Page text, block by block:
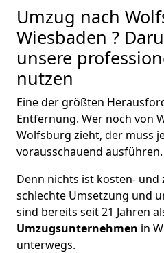
Umzug nach
Wiesbaden ?
unsere
nutzen
Eine der größten
Entfernung. Wer noch von
Wolfsburg zieht, der muss
vorausschauend ausführen.
Denn nichts ist kosten- und
schlechte Umsetzung und
sind bereits seit 21 Jahren
Umzugsunternehmen in
unterwegs.